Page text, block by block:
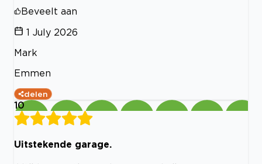
Beveelt aan
1 July 2026
Mark
Emmen
delen
10
Uitstekende garage.